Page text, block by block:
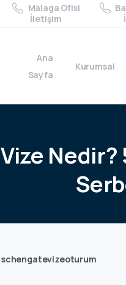
Malaga Ofisi
İletişim
Ana
Sayfa
Kurumsal
Vize Nedir?
schengatevizeoturum